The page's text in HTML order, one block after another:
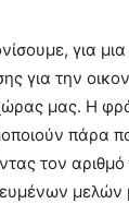
για
για την
μας. Η
πάρα
τον
μελών